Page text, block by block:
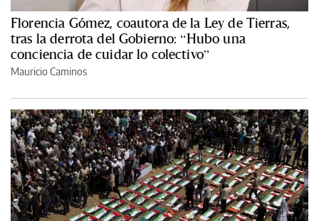
Florencia Gómez, coautora de la Ley de Tierras,
tras la derrota del Gobierno: “Hubo una
conciencia de cuidar lo colectivo”
Mauricio Caminos